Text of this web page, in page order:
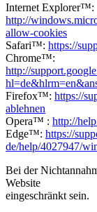
Internet Explorer™:
http://
allow-cookies
Safari™: https://
Chrome™:
http://
Firefox™: https://
ablehnen
Opera™ : http://
Edge™: https://
de/help/4027947/
Bei der
Website
eingeschränkt sein.